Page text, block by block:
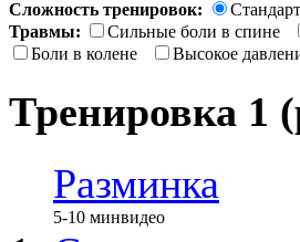
Сложность тренировок:
Травмы:
Сильные боли в спине
Боли в колене
Высокое
Тренировка 1
Разминка
5-10 минвидео